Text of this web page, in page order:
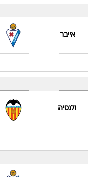
אייבר
ולנסיה